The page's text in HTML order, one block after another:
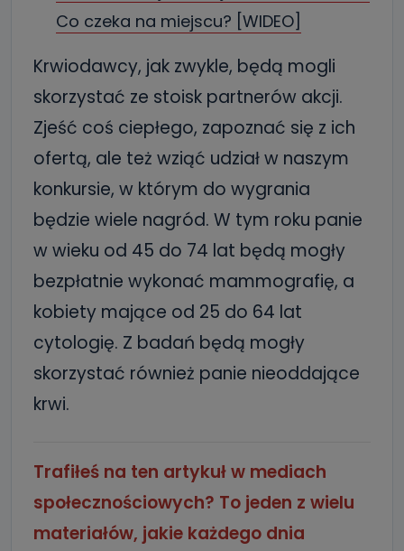
Co czeka na miejscu? [WIDEO]
Krwiodawcy, jak zwykle, będą mogli
skorzystać ze stoisk partnerów akcji.
Zjeść coś ciepłego, zapoznać się z ich
ofertą, ale też wziąć udział w naszym
konkursie, w którym do wygrania
będzie wiele nagród. W tym roku panie
w wieku od 45 do 74 lat będą mogły
bezpłatnie wykonać mammografię, a
kobiety mające od 25 do 64 lat
cytologię. Z badań będą mogły
skorzystać również panie nieoddające
krwi.
Trafiłeś na ten artykuł w mediach
społecznościowych? To jeden z wielu
materiałów, jakie każdego dnia